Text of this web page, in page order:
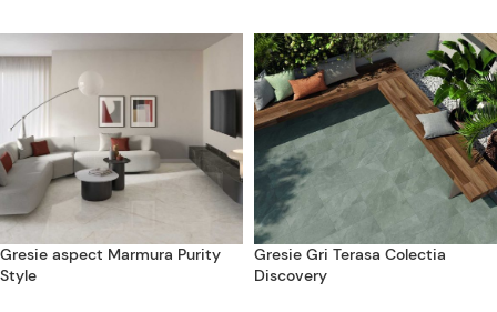
Gresie aspect Marmura Purity
Style
Gresie Gri Terasa Colectia
Discovery